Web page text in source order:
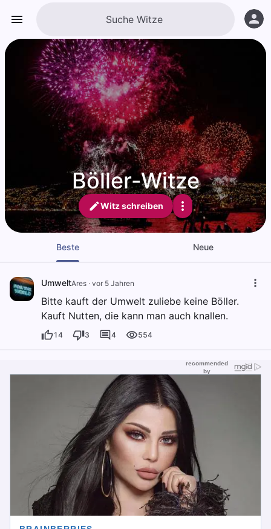
Böller-Witze
Witz schreiben
Beste Neue
UmweltAres · vor 5 Jahren
Bitte kauft der Umwelt zuliebe keine Böller.
Kauft Nutten, die kann man auch knallen.
14 3 4 554